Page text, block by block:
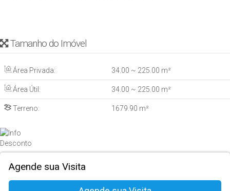
Tamanho do Imóvel
Área Privada: 34.00 ~ 225.00 m²
Área Útil: 34.00 ~ 225.00 m²
Terreno: 1679.90 m²
Agende sua Visita